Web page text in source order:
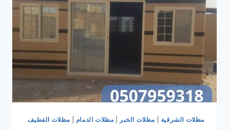
مظلات الشرقية مظلات الخبر مظلات الدمام مظلات القطيف